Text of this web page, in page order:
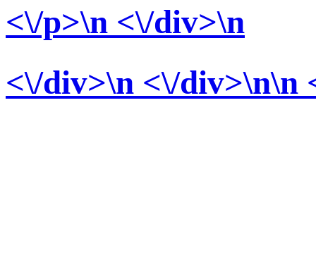
<\/p>\n <\/div>\n
<\/div>\n <\/div>\n\n